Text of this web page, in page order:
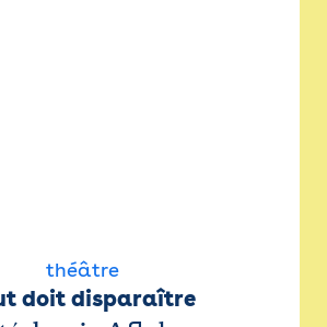
théâtre
doit disparaître